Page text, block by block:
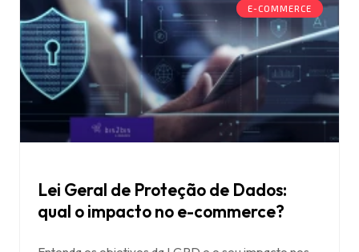
E-COMMERCE
Lei Geral de Proteção de Dados:
qual o impacto no e-commerce?